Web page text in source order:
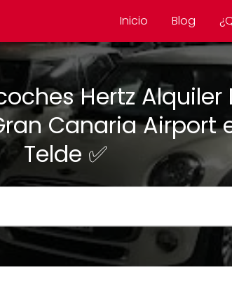
Inicio Blog
Hertz Alquiler
Canaria Airport
Telde ✅